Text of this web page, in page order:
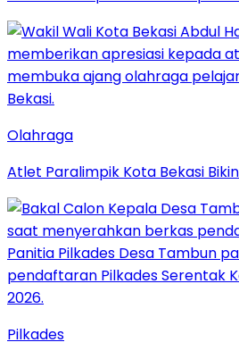
Olahraga
Atlet Paralimpik Kota Bekasi
Pilkades